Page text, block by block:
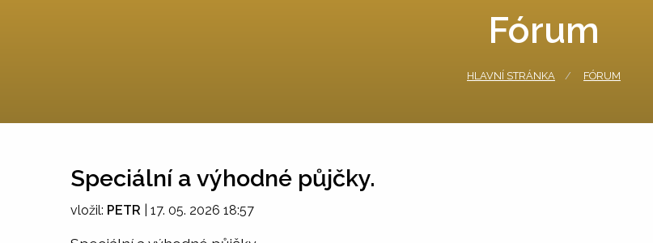
Fórum
HLAVNÍ STRÁNKA FÓRUM
Speciální a výhodné půjčky.
vložil: PETR 17. 05. 2026 18:57